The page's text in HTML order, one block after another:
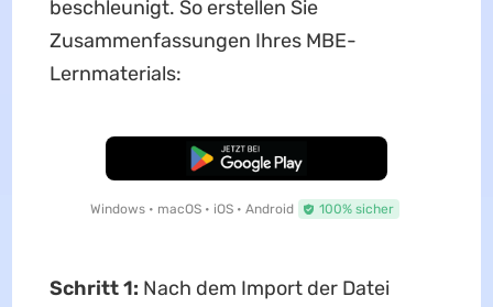
beschleunigt. So erstellen Sie
Zusammenfassungen Ihres MBE-
Lernmaterials:
Kostenloser Download
Windows • macOS • iOS • Android 100% sicher
Schritt 1: Nach dem Import der Datei